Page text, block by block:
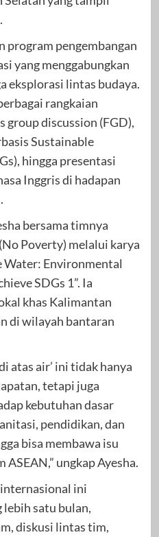
program pengembangan
yang menggabungkan
eksplorasi lintas budaya.
rangkaian
group discussion (FGD),
Sustainable
hingga presentasi
Inggris di hadapan
bersama timnya
Poverty) melalui karya
Water: Environmental
SDGs 1”. Ia
khas Kalimantan
di wilayah bantaran
atas air’ ini tidak hanya
tetapi juga
kebutuhan dasar
pendidikan, dan
bisa membawa isu
ASEAN,” ungkap Ayesha.
ini
lebih satu bulan,
diskusi lintas tim,